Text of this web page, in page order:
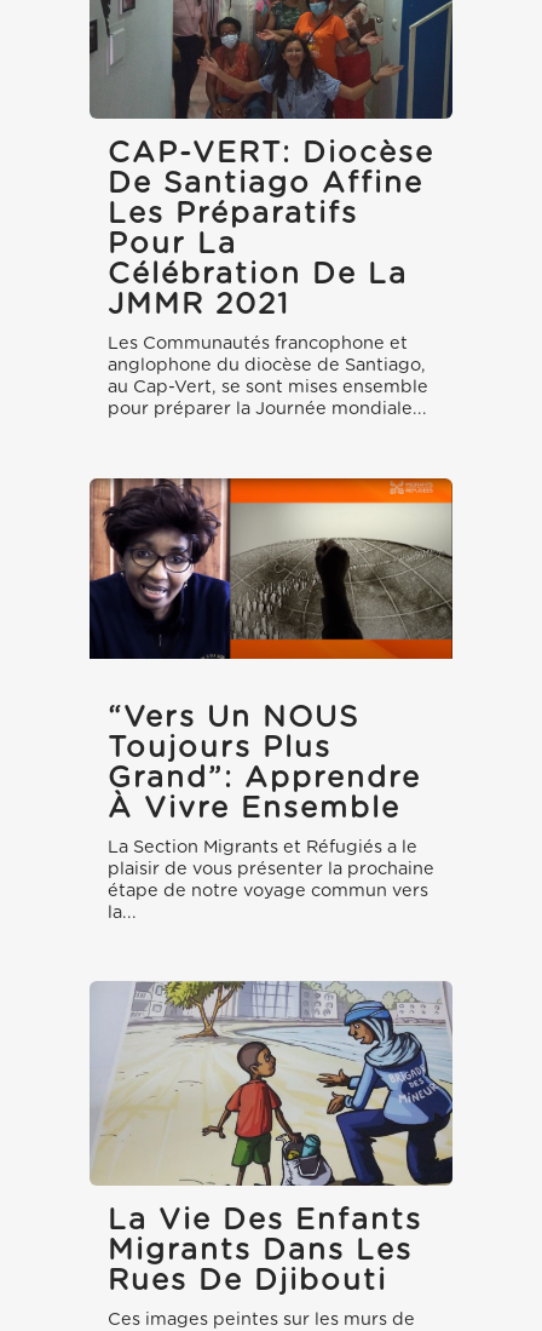
CAP-VERT: Diocèse
De Santiago Affine
Les Préparatifs
Pour La
Célébration De La
JMMR 2021
Les Communautés francophone et
anglophone du diocèse de Santiago,
au Cap-Vert, se sont mises ensemble
pour préparer la Journée mondiale...
“Vers Un NOUS
Toujours Plus
Grand”: Apprendre
À Vivre Ensemble
La Section Migrants et Réfugiés a le
plaisir de vous présenter la prochaine
étape de notre voyage commun vers
la...
La Vie Des Enfants
Migrants Dans Les
Rues De Djibouti
Ces images peintes sur les murs de